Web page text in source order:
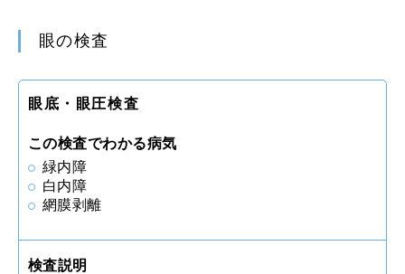
眼の検査
眼底・眼圧検査
この検査でわかる病気
緑内障
白内障
網膜剥離
検査説明